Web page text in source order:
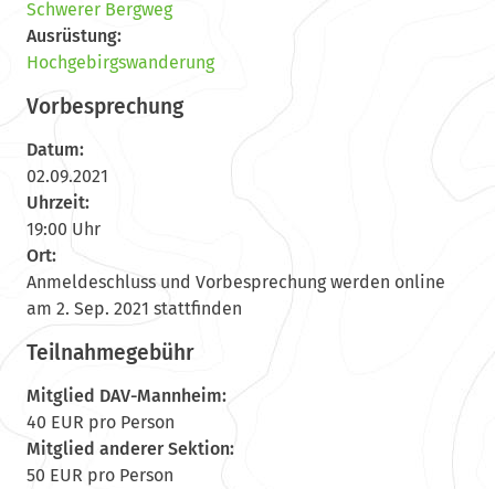
Schwerer Bergweg
Ausrüstung:
Hochgebirgswanderung
Vorbesprechung
Datum:
02.09.2021
Uhrzeit:
19:00 Uhr
Ort:
Anmeldeschluss und Vorbesprechung werden online
am 2. Sep. 2021 stattfinden
Teilnahmegebühr
Mitglied DAV-Mannheim:
40 EUR pro Person
Mitglied anderer Sektion:
50 EUR pro Person